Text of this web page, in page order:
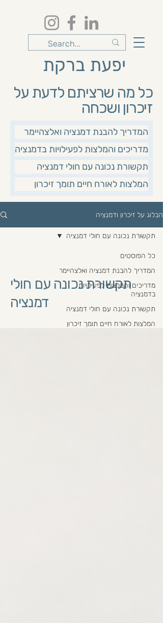
יפעת ברקת
כל מה שרציתם לדעת על
זיכרון ושכחה
המדריך להבנת דמנציה ואלצהיימר
מדריכים והמלצות לפעילויות בדמנציה
תקשורת נכונה עם חולי דמנציה
המלצות לאורח חיים תומך זיכרון
הבלוג על זיכרון ודמנציה
כל הפוסטים
המדריך להבנת דמנציה ואלצהיימר
מדריכים והמלצות לפעילויות
בדמנציה
תקשורת נכונה עם חולי דמנציה
המלצות לאורח חיים תומך זיכרון
תקשורת נכונה עם חולי דמנציה
תקשורת נכונה עם חולי
דמנציה